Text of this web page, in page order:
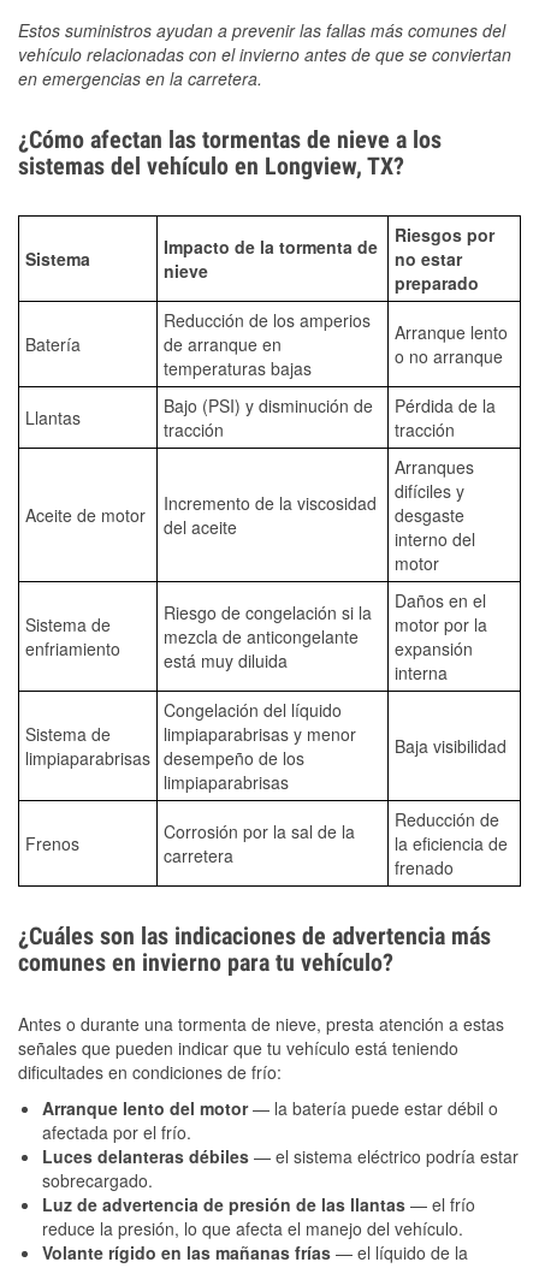
Estos suministros ayudan a prevenir las fallas más comunes del
vehículo relacionadas con el invierno antes de que se conviertan
en emergencias en la carretera.
¿Cómo afectan las tormentas de nieve a los
sistemas del vehículo en Longview, TX?
Sistema
Impacto de la tormenta de
nieve
Riesgos por
no estar
preparado
Batería
Reducción de los amperios
de arranque en
temperaturas bajas
Arranque lento
o no arranque
Llantas
Bajo (PSI) y disminución de
tracción
Pérdida de la
tracción
Aceite de motor
Incremento de la viscosidad
del aceite
Arranques
difíciles y
desgaste
interno del
motor
Sistema de
enfriamiento
Riesgo de congelación si la
mezcla de anticongelante
está muy diluida
Daños en el
motor por la
expansión
interna
Sistema de
limpiaparabrisas
Congelación del líquido
limpiaparabrisas y menor
desempeño de los
limpiaparabrisas
Baja visibilidad
Frenos
Corrosión por la sal de la
carretera
Reducción de
la eficiencia de
frenado
¿Cuáles son las indicaciones de advertencia más
comunes en invierno para tu vehículo?
Antes o durante una tormenta de nieve, presta atención a estas
señales que pueden indicar que tu vehículo está teniendo
dificultades en condiciones de frío:
Arranque lento del motor— la batería puede estar débil o
afectada por el frío.
Luces delanteras débiles — el sistema eléctrico podría estar
sobrecargado.
Luz de advertencia de presión de las llantas — el frío
reduce la presión, lo que afecta el manejo del vehículo.
Volante rígido en las mañanas frías — el líquido de la